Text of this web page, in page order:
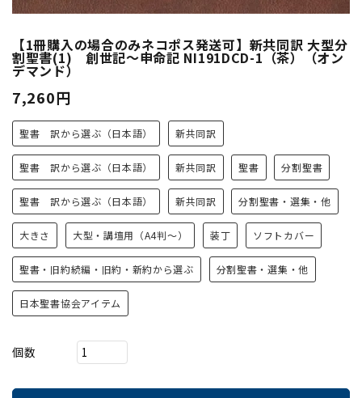
【1冊購入の場合のみネコポス発送可】新共同訳 大型分
割聖書(1) 創世記～申命記 NI191DCD-1（茶）（オン
デマンド）
7,260円
聖書 訳から選ぶ（日本語） 新共同訳
聖書 訳から選ぶ（日本語） 新共同訳 聖書 分割聖書
聖書 訳から選ぶ（日本語） 新共同訳 分割聖書・選集・他
大きさ 大型・講壇用（A4判～） 装丁 ソフトカバー
聖書・旧約続編・旧約・新約から選ぶ 分割聖書・選集・他
日本聖書協会アイテム
個数